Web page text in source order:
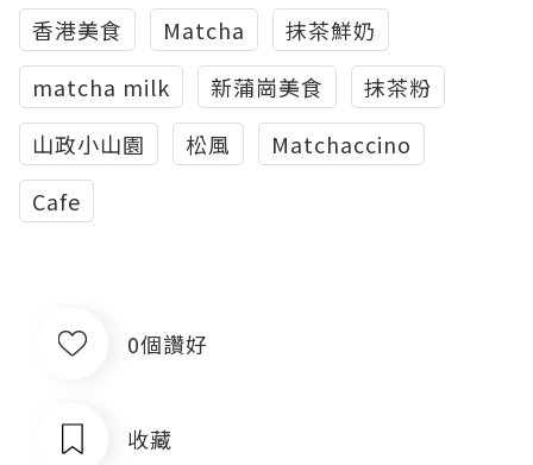
香港美食
Matcha
抹茶鮮奶
matcha milk
新蒲崗美食
抹茶粉
山政小山園
松風
Matchaccino
Cafe
0個讚好
收藏